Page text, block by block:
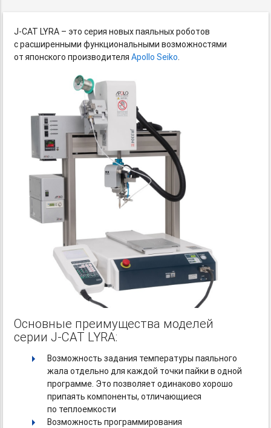
J-CAT LYRA – это серия новых паяльных роботов
с расширенными функциональными возможностями
от японского производителяApollo Seiko.
Основные преимущества моделей
серии J-CAT LYRA:
Возможность задания температуры паяльного
жала отдельно для каждой точки пайки в одной
программе. Это позволяет одинаково хорошо
припаять компоненты, отличающиеся
по теплоемкости
Возможность программирования